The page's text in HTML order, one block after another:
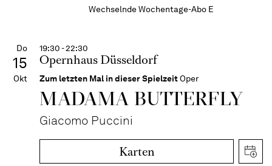
Wechselnde Wochentage-Abo E
Do
15
Okt
19:30 - 22:30
Opernhaus Düsseldorf
Zum letzten Mal in dieser SpielzeitOper
MADAMA BUTTER­FLY
Giacomo Puccini
Karten